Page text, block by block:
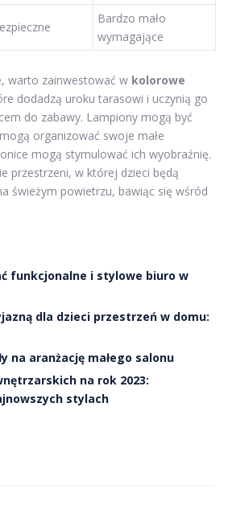
Bardzo mało
wymagające
warto zainwestować w kolorowe
dodadzą uroku tarasowi i uczynią go
do zabawy. Lampiony mogą być
organizować swoje małe
mogą stymulować ich wyobraźnię.
przestrzeni, w której dzieci będą
świeżym powietrzu, bawiąc się wśród
funkcjonalne i stylowe biuro w
dla dzieci przestrzeń w domu:
na aranżację małego salonu
na rok 2023:
stylach